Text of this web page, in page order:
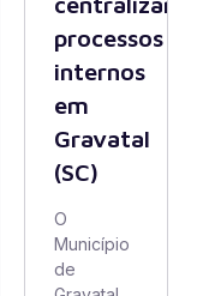
processos
internos
em
Gravatal
(SC)
O
Município
de